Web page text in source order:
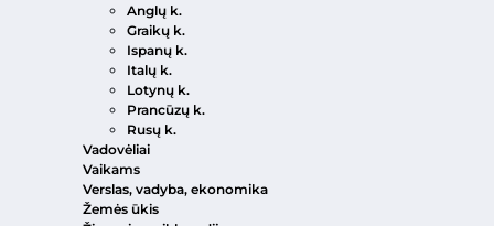
Anglų k.
Graikų k.
Ispanų k.
Italų k.
Lotynų k.
Prancūzų k.
Rusų k.
Vadovėliai
Vaikams
Verslas, vadyba, ekonomika
Žemės ūkis